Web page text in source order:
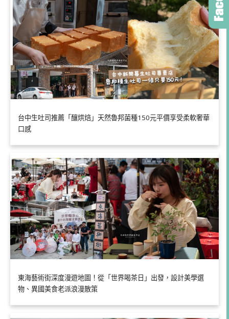
台中生吐司推薦「釀烘焙」天然魯邦菌種150元平價享受柔軟奢華
口感
東海藝術街深度漫遊地圖！從「世界喝茶日」出發，設計美學選
物、異國美食老派浪漫散策